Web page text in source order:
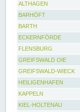
ALTHAGEN
BARHÖFT
BARTH
ECKERNFÖRDE
FLENSBURG
GREIFSWALD OIE
GREIFSWALD-WIECK
HEILIGENHAFEN
KAPPELN
KIEL-HOLTENAU